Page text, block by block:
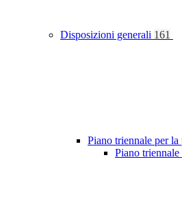
Disposizioni generali 161
Piano triennale per la
Piano